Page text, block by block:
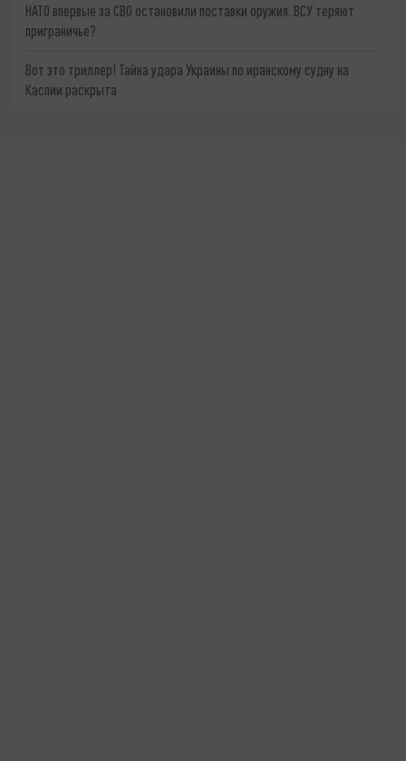
НАТО впервые за СВО остановили поставки оружия. ВСУ теряют
приграничье?
Вот это триллер! Тайна удара Украины по иранскому судну на
Каспии раскрыта